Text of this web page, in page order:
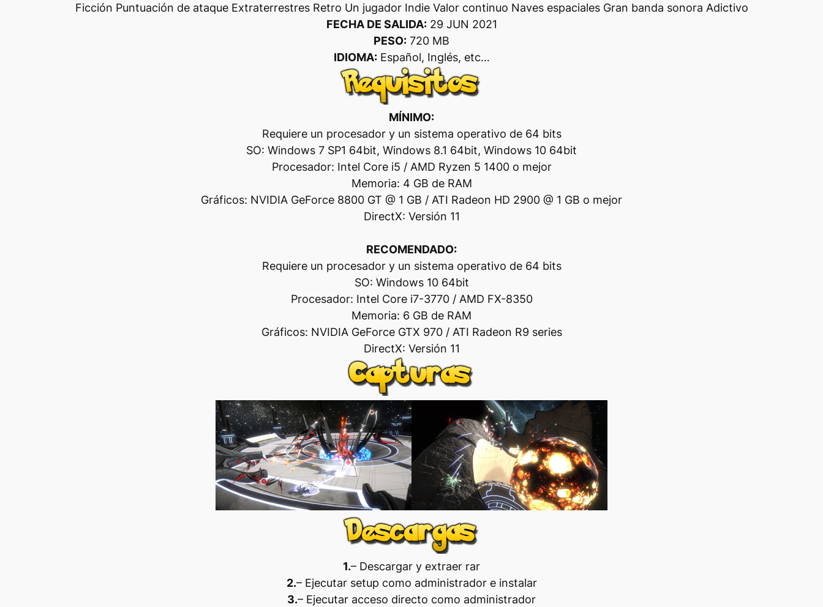
Ficción Puntuación de ataque Extraterrestres Retro Un jugador Indie Valor continuo Naves espaciales Gran banda sonora Adictivo
FECHA DE SALIDA:29 JUN 2021
PESO: 720 MB
IDIOMA:Español, Inglés, etc…
MÍNIMO:
Requiere un procesador y un sistema operativo de 64 bits
SO: Windows 7 SP1 64bit, Windows 8.1 64bit, Windows 10 64bit
Procesador: Intel Core i5 / AMD Ryzen 5 1400 o mejor
Memoria: 4 GB de RAM
Gráficos: NVIDIA GeForce 8800 GT @ 1 GB / ATI Radeon HD 2900 @ 1 GB o mejor
DirectX: Versión 11
RECOMENDADO:
Requiere un procesador y un sistema operativo de 64 bits
SO: Windows 10 64bit
Procesador: Intel Core i7-3770 / AMD FX-8350
Memoria: 6 GB de RAM
Gráficos: NVIDIA GeForce GTX 970 / ATI Radeon R9 series
DirectX: Versión 11
1.– Descargar y extraer rar
2.– Ejecutar setup como administrador e instalar
3.– Ejecutar acceso directo como administrador